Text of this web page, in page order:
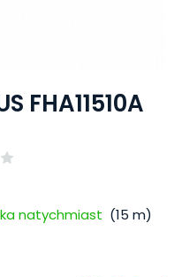
FHA11510A
natychmiast (15 m)